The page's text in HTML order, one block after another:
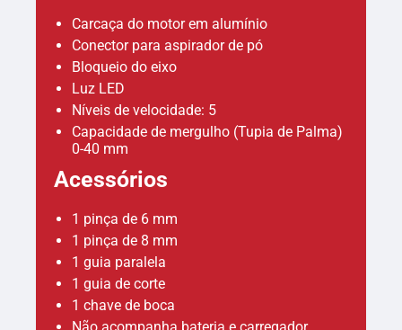
Carcaça do motor em alumínio
Conector para aspirador de pó
Bloqueio do eixo
Luz LED
Níveis de velocidade: 5
Capacidade de mergulho (Tupia de Palma)
0-40 mm
Acessórios
1 pinça de 6 mm
1 pinça de 8 mm
1 guia paralela
1 guia de corte
1 chave de boca